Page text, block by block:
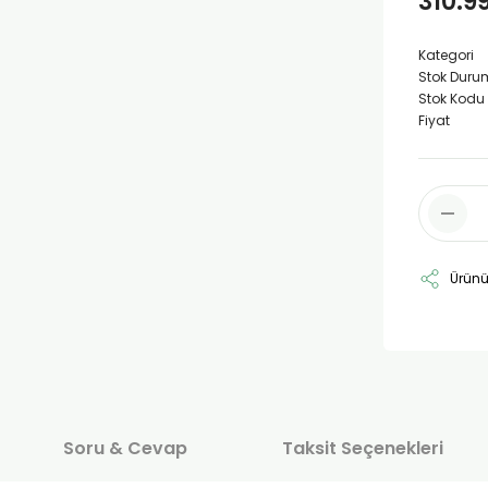
Kategori
Stok
Stok Kodu
Fiyat
Soru & Cevap Taksit Seçenekleri